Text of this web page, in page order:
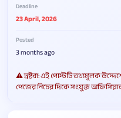
Deadline
23 April, 2026
Posted
3 months ago
⚠️ দ্রষ্টব্য: এই পোস্টটি তথ্যমূলক
পেজের নিচের দিকে সংযুক্ত